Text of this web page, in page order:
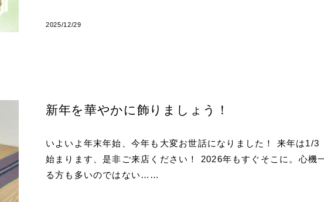
2025/12/29
新年を華やかに飾りましょう！
いよいよ年末年始、今年も大変お世話になりました！ 来年は1/3
始まります、是非ご来店ください！ 2026年もすぐそこに。心機
る方も多いのではない……